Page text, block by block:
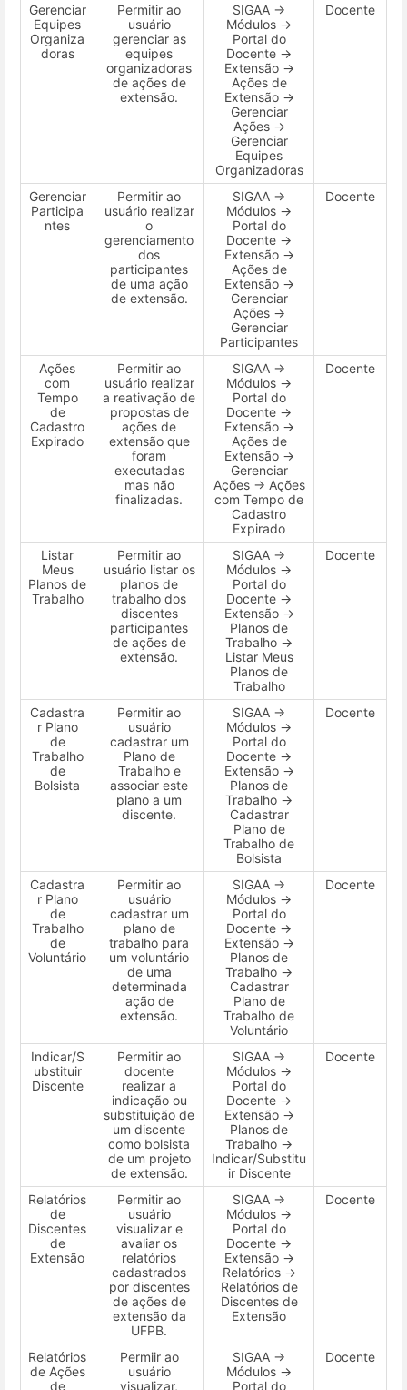
Gerenciar
Equipes
Organiza
doras
Permitir ao
usuário
gerenciar as
equipes
organizadoras
de ações de
extensão.
SIGAA →
Módulos →
Portal do
Docente →
Extensão →
Ações de
Extensão →
Gerenciar
Ações →
Gerenciar
Equipes
Organizadoras
Docente
Gerenciar
Participa
ntes
Permitir ao
usuário realizar
o
gerenciamento
dos
participantes
de uma ação
de extensão.
SIGAA →
Módulos →
Portal do
Docente →
Extensão →
Ações de
Extensão →
Gerenciar
Ações →
Gerenciar
Participantes
Docente
Ações
com
Tempo
de
Cadastro
Expirado
Permitir ao
usuário realizar
a reativação de
propostas de
ações de
extensão que
foram
executadas
mas não
finalizadas.
SIGAA →
Módulos →
Portal do
Docente →
Extensão →
Ações de
Extensão →
Gerenciar
Ações → Ações
com Tempo de
Cadastro
Expirado
Docente
Listar
Meus
Planos de
Trabalho
Permitir ao
usuário listar os
planos de
trabalho dos
discentes
participantes
de ações de
extensão.
SIGAA →
Módulos →
Portal do
Docente →
Extensão →
Planos de
Trabalho →
Listar Meus
Planos de
Trabalho
Docente
Cadastra
r Plano
de
Trabalho
de
Bolsista
Permitir ao
usuário
cadastrar um
Plano de
Trabalho e
associar este
plano a um
discente.
SIGAA →
Módulos →
Portal do
Docente →
Extensão →
Planos de
Trabalho →
Cadastrar
Plano de
Trabalho de
Bolsista
Docente
Cadastra
r Plano
de
Trabalho
de
Voluntário
Permitir ao
usuário
cadastrar um
plano de
trabalho para
um voluntário
de uma
determinada
ação de
extensão.
SIGAA →
Módulos →
Portal do
Docente →
Extensão →
Planos de
Trabalho →
Cadastrar
Plano de
Trabalho de
Voluntário
Docente
Indicar/S
ubstituir
Discente
Permitir ao
docente
realizar a
indicação ou
substituição de
um discente
como bolsista
de um projeto
de extensão.
SIGAA →
Módulos →
Portal do
Docente →
Extensão →
Planos de
Trabalho →
Indicar/Substitu
ir Discente
Docente
Relatórios
de
Discentes
de
Extensão
Permitir ao
usuário
visualizar e
avaliar os
relatórios
cadastrados
por discentes
de ações de
extensão da
UFPB.
SIGAA →
Módulos →
Portal do
Docente →
Extensão →
Relatórios →
Relatórios de
Discentes de
Extensão
Docente
Relatórios
de Ações
de
Permiir ao
usuário
visualizar,
SIGAA →
Módulos →
Portal do
Docente